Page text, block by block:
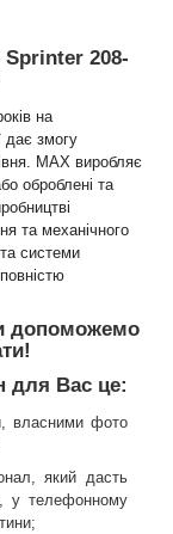
Sprinter 208-
на
дає змогу
MAX виробляє
оброблені та
та механічного
системи
допоможемо
для Вас це:
власними фото
який дасть
у телефонному